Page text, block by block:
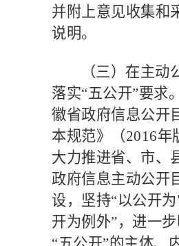
并附上意见收集和
说明。
（三）在主动
落实“五公开”要求
徽省政府信息公开
本规范》（2016年
大力推进省、市、
政府信息主动公开
设，坚持“以公开
开为例外”，进一